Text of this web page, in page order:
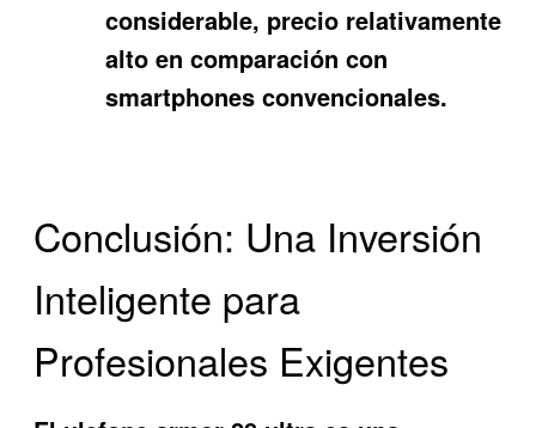
considerable, precio relativamente
alto en comparación con
smartphones convencionales.
Conclusión: Una Inversión
Inteligente para
Profesionales Exigentes